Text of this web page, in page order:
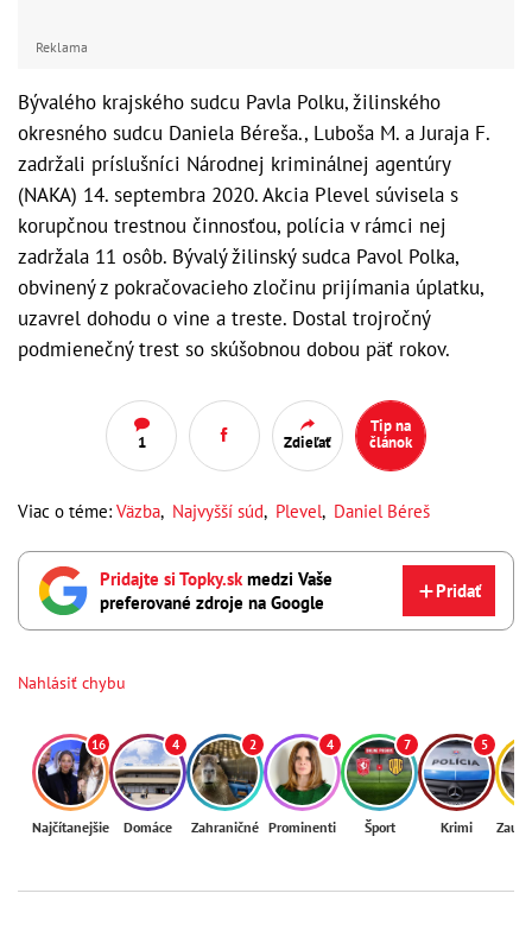
Reklama
Bývalého krajského sudcu Pavla Polku, žilinského
okresného sudcu Daniela Béreša., Luboša M. a Juraja F.
zadržali príslušníci Národnej kriminálnej agentúry
(NAKA) 14. septembra 2020. Akcia Plevel súvisela s
korupčnou trestnou činnosťou, polícia v rámci nej
zadržala 11 osôb. Bývalý žilinský sudca Pavol Polka,
obvinený z pokračovacieho zločinu prijímania úplatku,
uzavrel dohodu o vine a treste. Dostal trojročný
podmienečný trest so skúšobnou dobou päť rokov.
1 Zdieľať
Tip na
článok
Viac o téme: Väzba, Najvyšší súd, Plevel, Daniel Béreš
Pridajte si Topky.sk medzi Vaše
preferované zdroje na Google
Pridať
Nahlásiť chybu
16
Najčítanejšie
4
Domáce
2
Zahraničné
4
Prominenti
7
Šport
5
Krimi